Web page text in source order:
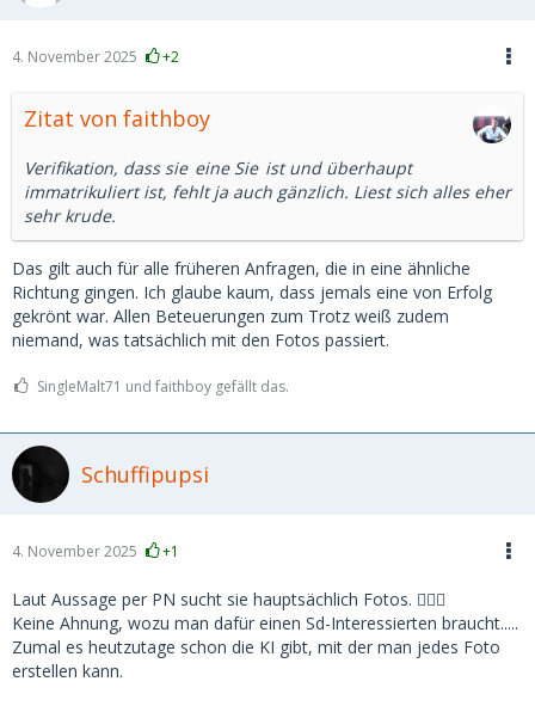
4. November 2025 +2
Zitat von faithboy
Verifikation, dass sie eine Sie ist und überhaupt
immatrikuliert ist, fehlt ja auch gänzlich. Liest sich alles eher
sehr krude.
Das gilt auch für alle früheren Anfragen, die in eine ähnliche
Richtung gingen. Ich glaube kaum, dass jemals eine von Erfolg
gekrönt war. Allen Beteuerungen zum Trotz weiß zudem
niemand, was tatsächlich mit den Fotos passiert.
SingleMalt71 und faithboy gefällt das.
Schuffipupsi
4. November 2025 +1
Laut Aussage per PN sucht sie hauptsächlich Fotos. 🤷🏻‍♀️
Keine Ahnung, wozu man dafür einen Sd-Interessierten braucht.....
Zumal es heutzutage schon die KI gibt, mit der man jedes Foto
erstellen kann.